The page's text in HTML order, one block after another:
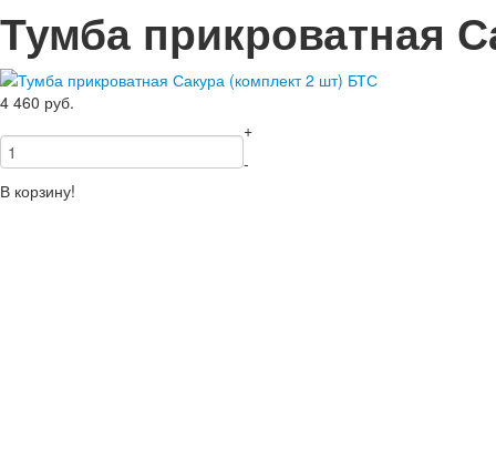
Тумба прикроватная
4 460 руб.
+
-
В корзину!